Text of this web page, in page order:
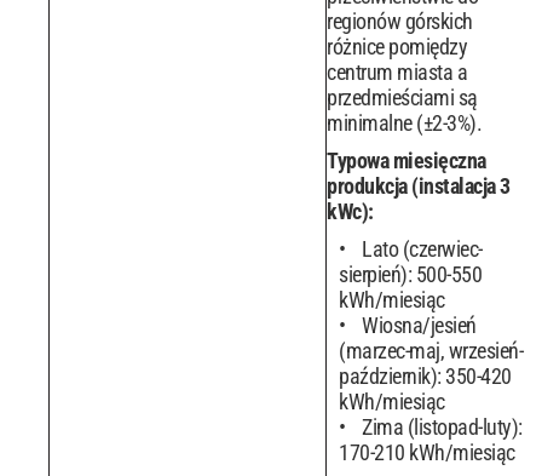
regionów górskich
różnice pomiędzy
centrum miasta a
przedmieściami są
minimalne (±2-3%).
Typowa miesięczna
produkcja (instalacja 3
kWc):
Lato (czerwiec-
sierpień): 500-550
kWh/miesiąc
Wiosna/jesień
(marzec-maj, wrzesień-
październik): 350-420
kWh/miesiąc
Zima (listopad-luty):
170-210 kWh/miesiąc